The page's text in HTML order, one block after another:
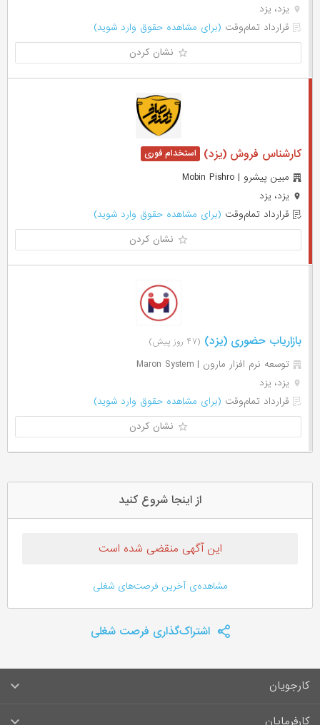
یزد، یزد
قرارداد تمام‌وقت (برای مشاهده حقوق وارد شوید)
نشان کردن
کارشناس فروش (یزد)
مبین پیشرو | Mobin Pishro
یزد، یزد
قرارداد تمام‌وقت (برای مشاهده حقوق وارد شوید)
نشان کردن
بازاریاب حضوری (یزد) (۴۷ روز پیش)
توسعه نرم افزار مارون | Maron System
یزد، یزد
قرارداد تمام‌وقت (برای مشاهده حقوق وارد شوید)
نشان کردن
از اینجا شروع کنید
این آگهی منقضی شده است
مشاهده‌ی آخرین فرصت‌های شغلی
اشتراک‌گذاری فرصت شغلی
کارجویان
سوالات متداول کارجویان
کارفرمایان